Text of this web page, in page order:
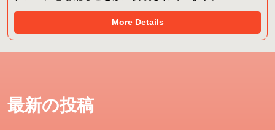
More Details
最新の投稿